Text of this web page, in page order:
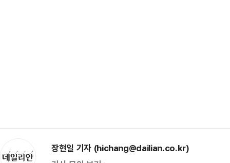
장현일 기자 (hichang@dailian.co.kr)